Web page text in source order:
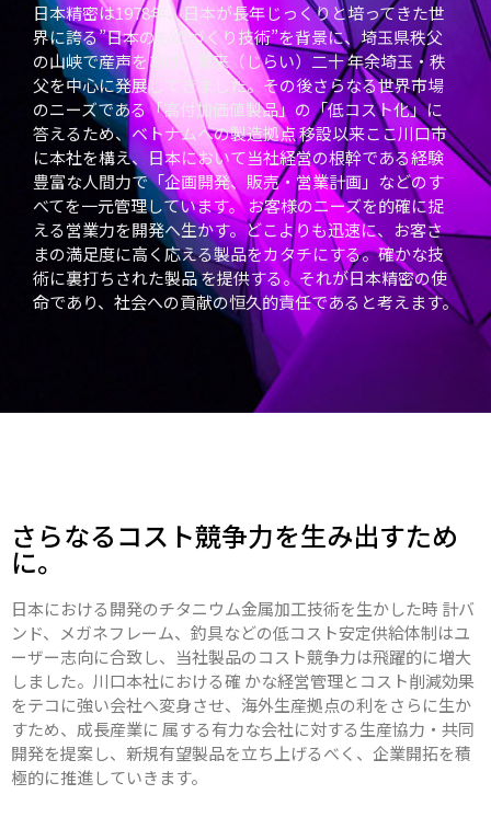
日本精密は1978年、日本が長年じっくりと培ってきた世
界に誇る”日本のものづくり技術”を背景に、埼玉県秩父
の山峡で産声をあげ、爾来（じらい）二十 年余埼玉・秩
父を中心に発展してきました。その後さらなる世界市場
のニーズである「高付加価値製品」の「低コスト化」に
答えるため、ベトナムへの製造拠点 移設以来ここ川口市
に本社を構え、日本において当社経営の根幹である経験
豊富な人間力で「企画開発、販売・営業計画」などのす
べてを一元管理しています。 お客様のニーズを的確に捉
える営業力を開発へ生かす。どこよりも迅速に、お客さ
まの満足度に高く応える製品をカタチにする。確かな技
術に裏打ちされた製品 を提供する。それが日本精密の使
命であり、社会への貢献の恒久的責任であると考えます。
さらなるコスト競争力を生み出すため
に。
日本における開発のチタニウム金属加工技術を生かした時 計バ
ンド、メガネフレーム、釣具などの低コスト安定供給体制はユ
ーザー志向に合致し、当社製品のコスト競争力は飛躍的に増大
しました。川口本社における確 かな経営管理とコスト削減効果
をテコに強い会社へ変身させ、海外生産拠点の利をさらに生か
すため、成長産業に 属する有力な会社に対する生産協力・共同
開発を提案し、新規有望製品を立ち上げるべく、企業開拓を積
極的に推進していきます。